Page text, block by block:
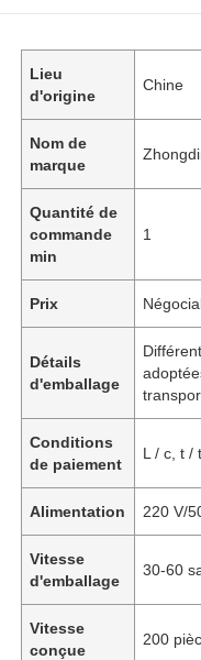
Lieu
d'origine
Chine
Nom de
marque
Quantité de
commande
min
1
Prix
Détails
d'emballage
Conditions
de paiement
L / c, t /
Alimentation 220 V/
Vitesse
d'emballage
30-60
Vitesse
conçue
200